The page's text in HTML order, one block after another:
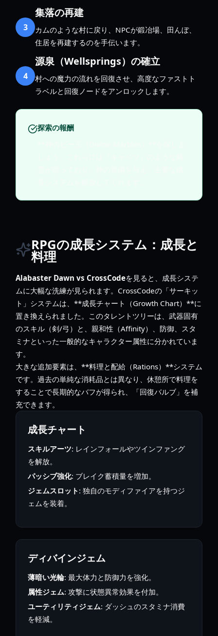
3
集落の再建
カムのような村に戻り、NPCが鍛冶場、田んぼ、
住居を再建するのを手伝います。
4
源泉（Wellsprings）の確立
村への魔力の流れを回復させ、高度なファストト
ラベルと回復ノードをアンロックします。
探索の報酬
RPGの成長システム：成長と
料理
Alabaster Dawn vs CrossCodeを見ると、成長システ
ムに大幅な洗練が見られます。CrossCodeの「サーキッ
ト」システムは、**成長チャート（Growth Chart）**に
置き換えられました。このタレントツリーは、武器固有
のスキル（剣/弓）と、親和性（Affinity）、防御、スタ
ミナといった一般的なキャラクター属性に分かれていま
す。
大きな追加要素は、**料理と配給（Rations）**システム
です。過去の単純な消耗品とは異なり、休憩所で料理を
することで長期的なバフが得られ、「回復バルブ」を補
充できます。
成長チャート
スキルアーツ: レインフォールやツインファング
を解放。
パッシブ強化: ブレイク蓄積量を増加。
ジェムスロット : 独自のモディファイアを持つジ
ェムを装着。
ディバインジェム
薄暗い光輪: 最大体力と防御力を強化。
属性ジェム: 攻撃に状態異常効果を付加。
ユーティリティジェム: ダッシュのスタミナ消費
を軽減。